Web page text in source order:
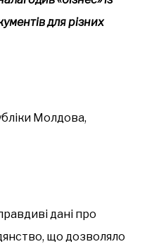
для різних
Молдова,
дані про
що дозволяло